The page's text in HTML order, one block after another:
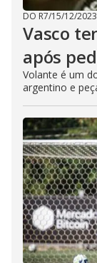
DO R7/15/12/2023
Vasco
após
Volante é um
argentino e